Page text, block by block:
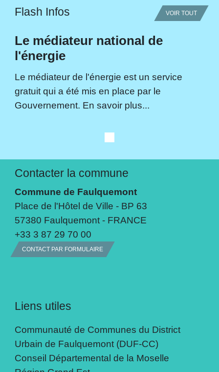
Flash Infos VOIR TOUT
Le médiateur national de
l'énergie
Le médiateur de l'énergie est un service
gratuit qui a été mis en place par le
Gouvernement. En savoir plus...
Contacter la commune
Commune de Faulquemont
Place de l'Hôtel de Ville - BP 63
57380 Faulquemont - FRANCE
+33 3 87 29 70 00
CONTACT PAR FORMULAIRE
Liens utiles
Communauté de Communes du District
Urbain de Faulquemont (DUF-CC)
Conseil Départemental de la Moselle